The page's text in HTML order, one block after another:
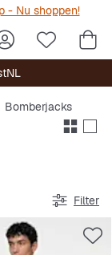
- Nu shoppen!
Bomberjacks
Filter